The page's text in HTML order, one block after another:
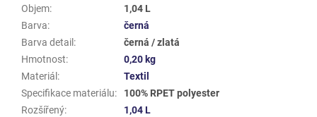
Objem:
1,04 L
Barva:
černá
Barva detail :
černá / zlatá
Hmotnost:
0,20 kg
Materiál :
Textil
Specifikace materiálu:
100% RPET polyester
Rozšířený:
1,04 L